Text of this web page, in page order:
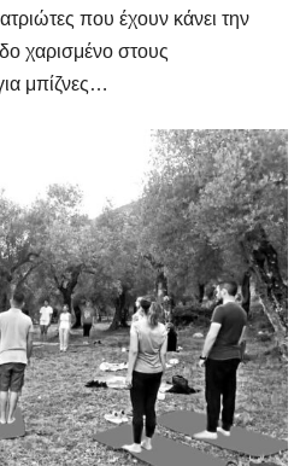
που έχουν κάνει την
χαρισμένο στους
μπίζνες…